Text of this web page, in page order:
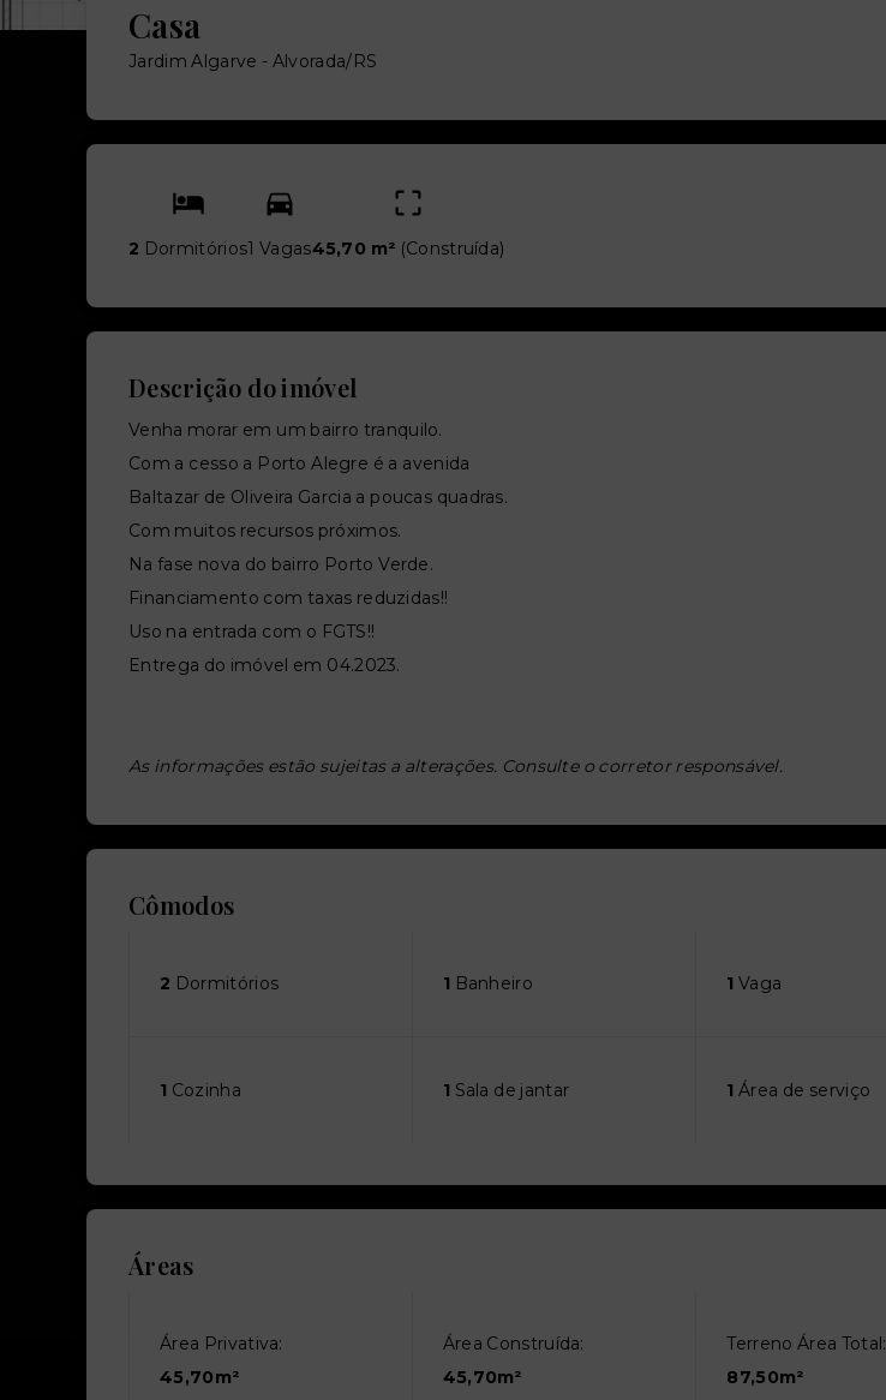
Casa
Jardim Algarve - Alvorada/RS
2 Dormitórios1 Vagas45,70 m² (Construída)
Descrição do imóvel
Venha morar em um bairro tranquilo.
Com a cesso a Porto Alegre é a avenida
Baltazar de Oliveira Garcia a poucas quadras.
Com muitos recursos próximos.
Na fase nova do bairro Porto Verde.
Financiamento com taxas reduzidas!!
Uso na entrada com o FGTS!!
Entrega do imóvel em 04.2023.
As informações estão sujeitas a alterações. Consulte o corretor responsável.
Cômodos
2 Dormitórios 1 Banheiro 1 Vaga
1 Cozinha 1 Sala de jantar 1 Área de serviço
Áreas
Área Privativa:
45,70m²
Área Construída:
45,70m²
Terreno Área Total:
87,50m²